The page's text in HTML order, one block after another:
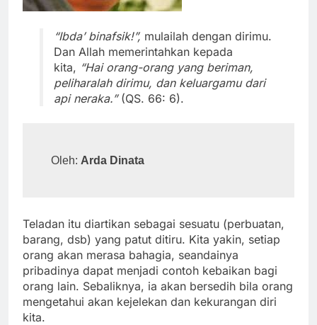
“Ibda’ binafsik!”, mulailah dengan dirimu.
Dan Allah memerintahkan kepada
kita, “Hai orang-orang yang beriman,
peliharalah dirimu, dan keluargamu dari
api neraka.”(QS. 66: 6).
Oleh: Arda Dinata
Teladan itu diartikan sebagai sesuatu (perbuatan,
barang, dsb) yang patut ditiru. Kita yakin, setiap
orang akan merasa bahagia, seandainya
pribadinya dapat menjadi contoh kebaikan bagi
orang lain. Sebaliknya, ia akan bersedih bila orang
mengetahui akan kejelekan dan kekurangan diri
kita.